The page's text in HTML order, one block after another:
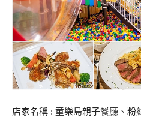
店家名稱 : 童樂島親子餐廳、粉